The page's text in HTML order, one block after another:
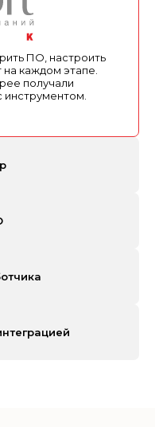
ПО, настроить
каждом этапе.
получали
инструментом.